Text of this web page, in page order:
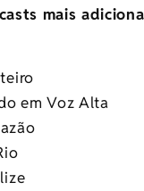
mais
em Voz Alta